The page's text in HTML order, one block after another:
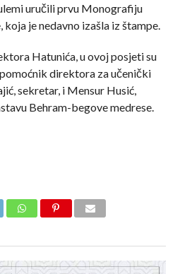
uručili prvu Monografiju
je nedavno izašla iz štampe.
Hatunića, u ovoj posjeti su
direktora za učenički
sekretar, i Mensur Husić,
Behram-begove medrese.